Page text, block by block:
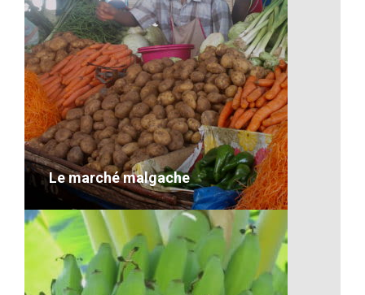
Transport maritime d’une voiture
VOIR LE DÉTAIL
Le marché malgache